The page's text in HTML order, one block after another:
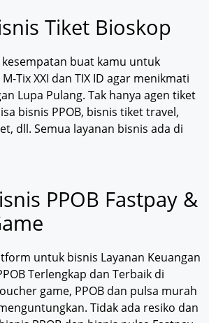
Tiket Bioskop
buat kamu untuk
Tix XXI dan TIX ID agar menikmati
Lupa Pulang. Tak hanya agen tiket
bisnis PPOB, bisnis tiket travel,
dll. Semua layanan bisnis ada di
PPOB Fastpay &
untuk bisnis Layanan Keuangan
Terlengkap dan Terbaik di
game, PPOB dan pulsa murah
Tidak ada resiko dan